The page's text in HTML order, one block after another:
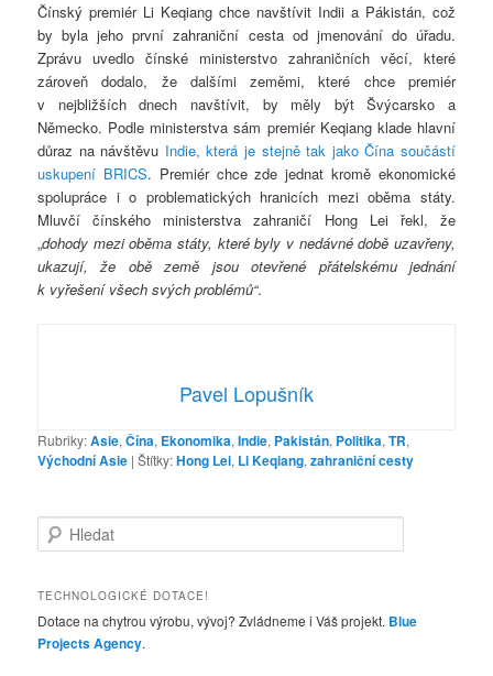
Čínský premiér Li Keqiang chce navštívit Indii a Pákistán, což
by byla jeho první zahraniční cesta od jmenování do úřadu.
Zprávu uvedlo čínské ministerstvo zahraničních věcí, které
zároveň dodalo, že dalšími zeměmi, které chce premiér
v nejbližších dnech navštívit, by měly být Švýcarsko a
Německo. Podle ministerstva sám premiér Keqiang klade hlavní
důraz na návštěvu Indie, která je stejně tak jako Čína součástí
uskupení BRICS. Premiér chce zde jednat kromě ekonomické
spolupráce i o problematických hranicích mezi oběma státy.
Mluvčí čínského ministerstva zahraničí Hong Lei řekl, že
„dohody mezi oběma státy, které byly v nedávné době uzavřeny,
ukazují, že obě země jsou otevřené přátelskému jednání
k vyřešení všech svých problémů“.
Pavel Lopušník
Rubriky:Asie,Čína, Ekonomika,Indie, Pakistán, Politika,TR,
Východní Asie |Štítky:Hong Lei, Li Keqiang,zahraniční cesty
l
d
t
TECHNOLOGICKÉ DOTACE!
Dotace na chytrou výrobu, vývoj? Zvládneme i Váš projekt. Blue
Projects Agency.